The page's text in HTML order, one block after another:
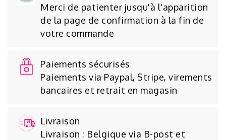
Merci de patienter jusqu'à l'apparition
de la page de confirmation à la fin de
votre commande
Paiements sécurisés
Paiements via Paypal, Stripe, virements
bancaires et retrait en magasin
Livraison
Livraison : Belgique via B-post et